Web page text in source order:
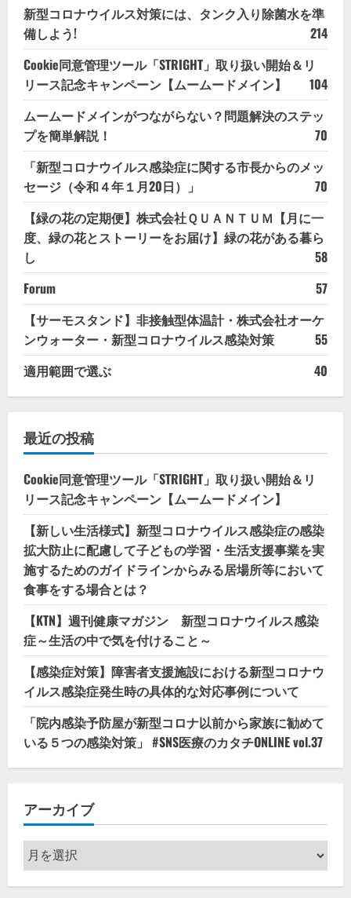
新型コロナウイルス対策には、タンク入り除菌水を準
備しよう!
214
Cookie同意管理ツール「STRIGHT」取り扱い開始＆リ
リース記念キャンペーン【ムームードメイン】
104
ムームードメインがつながらない？問題解決のステッ
プを簡単解説！
70
「新型コロナウイルス感染症に関する市長からのメッ
セージ（令和４年１月20日）」
70
【緑の花の定期便】株式会社ＱＵＡＮＴＵＭ【月に一
度、緑の花とストーリーをお届け】緑の花がある暮ら
し
58
Forum
57
【サーモスタンド】非接触型体温計・株式会社オーケ
ンウォーター・新型コロナウイルス感染対策
55
適用範囲で選ぶ
40
最近の投稿
Cookie同意管理ツール「STRIGHT」取り扱い開始＆リ
リース記念キャンペーン【ムームードメイン】
【新しい生活様式】新型コロナウイルス感染症の感染
拡大防止に配慮して子どもの学習・生活支援事業を実
施するためのガイドラインからみる居場所等において
食事をする場合とは？
【KTN】週刊健康マガジン 新型コロナウイルス感染
症～生活の中で気を付けること～
【感染症対策】障害者支援施設における新型コロナウ
イルス感染症発生時の具体的な対応事例について
「院内感染予防屋が新型コロナ以前から家族に勧めて
いる５つの感染対策」 #SNS医療のカタチONLINE vol.37
アーカイブ
ア
ー
カ